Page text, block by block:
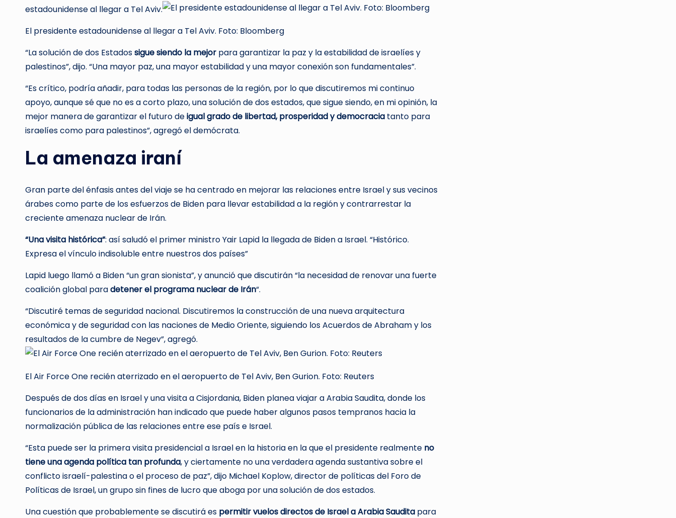
estadounidense al llegar a Tel Aviv.
El presidente estadounidense al llegar a Tel Aviv. Foto: Bloomberg
“La solución de dos Estadossigue siendo la mejor para garantizar la paz y la estabilidad de israelíes y
palestinos”, dijo. “Una mayor paz, una mayor estabilidad y una mayor conexión son fundamentales”.
“Es crítico, podría añadir, para todas las personas de la región, por lo que discutiremos mi continuo
apoyo, aunque sé que no es a corto plazo, una solución de dos estados, que sigue siendo, en mi opinión, la
mejor manera de garantizar el futuro deigual grado de libertad, prosperidad y democracia tanto para
israelíes como para palestinos”, agregó el demócrata.
La amenaza iraní
Gran parte del énfasis antes del viaje se ha centrado en mejorar las relaciones entre Israel y sus vecinos
árabes como parte de los esfuerzos de Biden para llevar estabilidad a la región y contrarrestar la
creciente amenaza nuclear de Irán.
“Una visita histórica”: así saludó el primer ministro Yair Lapid la llegada de Biden a Israel. “Histórico.
Expresa el vínculo indisoluble entre nuestros dos países”
Lapid luego llamó a Biden “un gran sionista”, y anunció que discutirán “la necesidad de renovar una fuerte
coalición global paradetener el programa nuclear de Irán“.
“Discutiré temas de seguridad nacional. Discutiremos la construcción de una nueva arquitectura
económica y de seguridad con las naciones de Medio Oriente, siguiendo los Acuerdos de Abraham y los
resultados de la cumbre de Negev”, agregó.
El Air Force One recién aterrizado en el aeropuerto de Tel Aviv, Ben Gurion. Foto: Reuters
Después de dos días en Israel y una visita a Cisjordania, Biden planea viajar a Arabia Saudita, donde los
funcionarios de la administración han indicado que puede haber algunos pasos tempranos hacia la
normalización pública de las relaciones entre ese país e Israel.
“Esta puede ser la primera visita presidencial a Israel en la historia en la que el presidente realmente no
tiene una agenda política tan profunda, y ciertamente no una verdadera agenda sustantiva sobre el
conflicto israelí-palestina o el proceso de paz”, dijo Michael Koplow, director de políticas del Foro de
Políticas de Israel, un grupo sin fines de lucro que aboga por una solución de dos estados.
Una cuestión que probablemente se discutirá es permitir vuelos directos de Israel a Arabia Saudita para